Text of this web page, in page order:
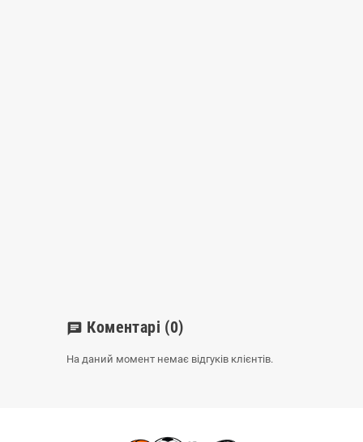
chat Коментарі (0)
На даний момент немає відгуків клієнтів.